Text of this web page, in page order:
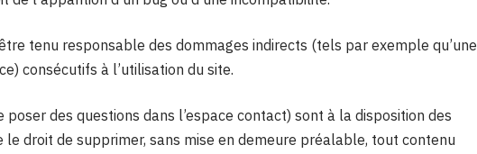
tenu responsable des dommages indirects (tels par exemple qu’une
consécutifs à l’utilisation du site.
des questions dans l’espace contact) sont à la disposition des
droit de supprimer, sans mise en demeure préalable, tout contenu